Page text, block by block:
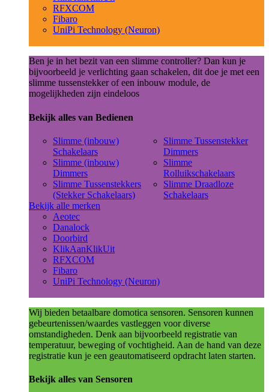
RFXCOM
Fibaro
UniPi Technology (Neuron)
Ben je in het bezit van een slimme controller? Dan kun je
bijvoorbeeld je verlichting gaan schakelen, dit doe je met een
slimme tussenstekker of een inbouw module, de
mogelijkheden zijn eindeloos
Bekijk alles van Bedienen
Slimme (inbouw)
Schakelaars
Slimme (inbouw)
Dimmers
Slimme Tussenstekkers
(Stekker Schakelaars)
Slimme Tussenstekker
Dimmers
Slimme
Rolluikschakelaars
Slimme Draadloze
Schakelaars
Bekijk alle merken
Aeotec
Danalock
Doorbird
KlikAanKlikUit
RFXCOM
Fibaro
UniPi Technology (Neuron)
Wij bieden betaalbare domotica sensoren. Sensoren kunnen
gebeurtenissen/waardes vastleggen voor diverse
omstandigheden. Denk aan bijvoorbeeld registratie van
temperatuur, beweging of vochtigheid. Aan de hand van deze
registratie kun je een geautomatiseerd opdracht laten starten.
Bekijk alles van Sensoren